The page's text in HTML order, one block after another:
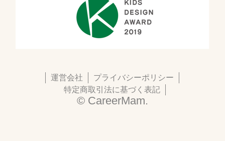
運営会社
プライバシーポリシー
特定商取引法に基づく表記
© CareerMam.